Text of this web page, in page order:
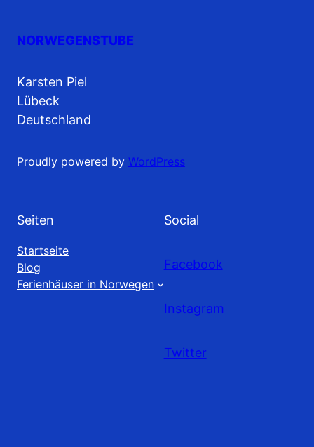
NORWEGENSTUBE
Karsten Piel
Lübeck
Deutschland
Proudly powered by WordPress
Seiten
Startseite
Blog
Ferienhäuser in Norwegen
Social
Facebook
Instagram
Twitter